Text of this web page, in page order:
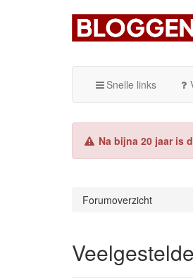
Snelle links
Na bijna 20 jaar is
Forumoverzicht